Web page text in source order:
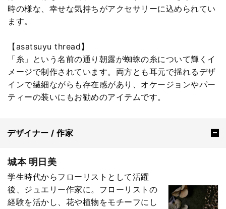
時の様な、幸せな気持ちがアクセサリーに込められてい
ます。
【asatsuyu thread】
「糸」という名前の通り朝露が蜘蛛の糸について輝くイ
メージで制作されています。両方とも耳元で揺れるデザ
インで繊細ながらも存在感があり、オケージョンやパー
ティーの装いにもお勧めのアイテムです。
デザイナー / 作家
城本 明日美
学生時代からフローリストとして活躍
後、ジュエリー作家に。フローリストの
経験を活かし、花や植物をモチーフにし